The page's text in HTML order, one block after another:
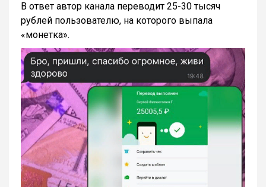
В ответ автор канала переводит 25-30 тысяч
рублей пользователю, на которого выпала
«монетка».